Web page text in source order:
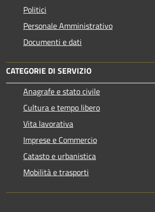
Politici
Personale Amministrativo
Documenti e dati
CATEGORIE DI SERVIZIO
Anagrafe e stato civile
Cultura e tempo libero
Vita lavorativa
Imprese e Commercio
Catasto e urbanistica
Mobilità e trasporti